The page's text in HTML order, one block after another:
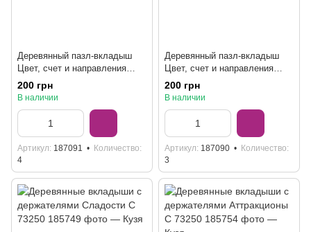
Деревянный пазл-вкладыш
Цвет, счет и направления
Попугайчики Ubumblebees
ПСФ128
200 грн
В наличии
Артикул 187091
Количество
4
Деревянный пазл-вкладыш
Цвет, счет и направления
Трактора Ubumblebees
ПСФ127
200 грн
В наличии
Артикул 187090
Количество
3